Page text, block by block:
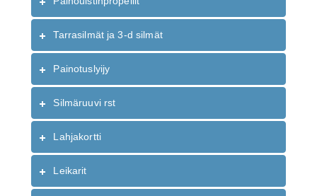
Tarrasilmät ja 3-d silmät
Painotuslyijy
Silmäruuvi rst
Lahjakortti
Leikarit